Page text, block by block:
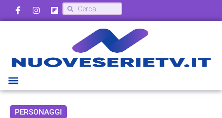
PERSONAGGI